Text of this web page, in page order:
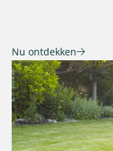
Nu ontdekken